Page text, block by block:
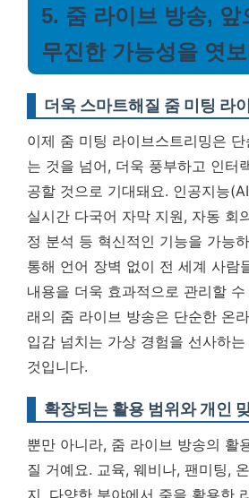
5. 줌 라이브 방송, 앞
무진한 가능성을 엿
더욱 스마트해질 줌 미팅 라
이제 줌 미팅 라이브스트리밍은
는 것을 넘어, 더욱 풍부하고 인터
공할 것으로 기대돼요. 인공지능
실시간 다국어 자막 지원, 자동 회
정 분석 등 혁신적인 기능을 가능
통해 언어 장벽 없이 전 세계 사람
내용을 더욱 효과적으로 관리할
래의 줌 라이브 방송은 단순한 온
입감 넘치는 가상 경험을 선사하
것입니다.
확장되는 활용 범위와 개인
뿐만 아니라, 줌 라이브 방송의 활
질 거예요. 교육, 웨비나, 팬미팅,
지, 다양한 분야에서 줌을 활용한